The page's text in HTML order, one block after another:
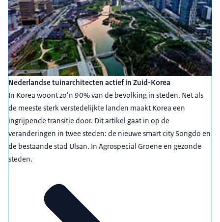
Nederlandse tuinarchitecten actief in Zuid-Korea
In Korea woont zo’n 90% van de bevolking in steden. Net als
de meeste sterk verstedelijkte landen maakt Korea een
ingrijpende transitie door. Dit artikel gaat in op de
veranderingen in twee steden: de nieuwe smart city Songdo en
de bestaande stad Ulsan. In Agrospecial Groene en gezonde
steden.